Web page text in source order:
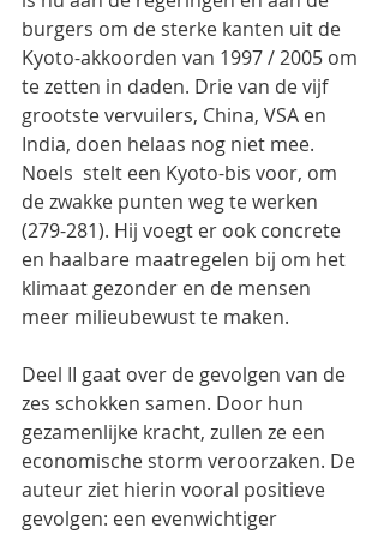
burgers om de sterke kanten uit de
Kyoto-akkoorden van 1997 / 2005 om
te zetten in daden. Drie van de vijf
grootste vervuilers, China, VSA en
India, doen helaas nog niet mee.
Noels  stelt een Kyoto-bis voor, om
de zwakke punten weg te werken
(279-281). Hij voegt er ook concrete
en haalbare maatregelen bij om het
klimaat gezonder en de mensen
meer milieubewust te maken.
Deel II gaat over de gevolgen van de
zes schokken samen. Door hun
gezamenlijke kracht, zullen ze een
economische storm veroorzaken. De
auteur ziet hierin vooral positieve
gevolgen: een evenwichtiger